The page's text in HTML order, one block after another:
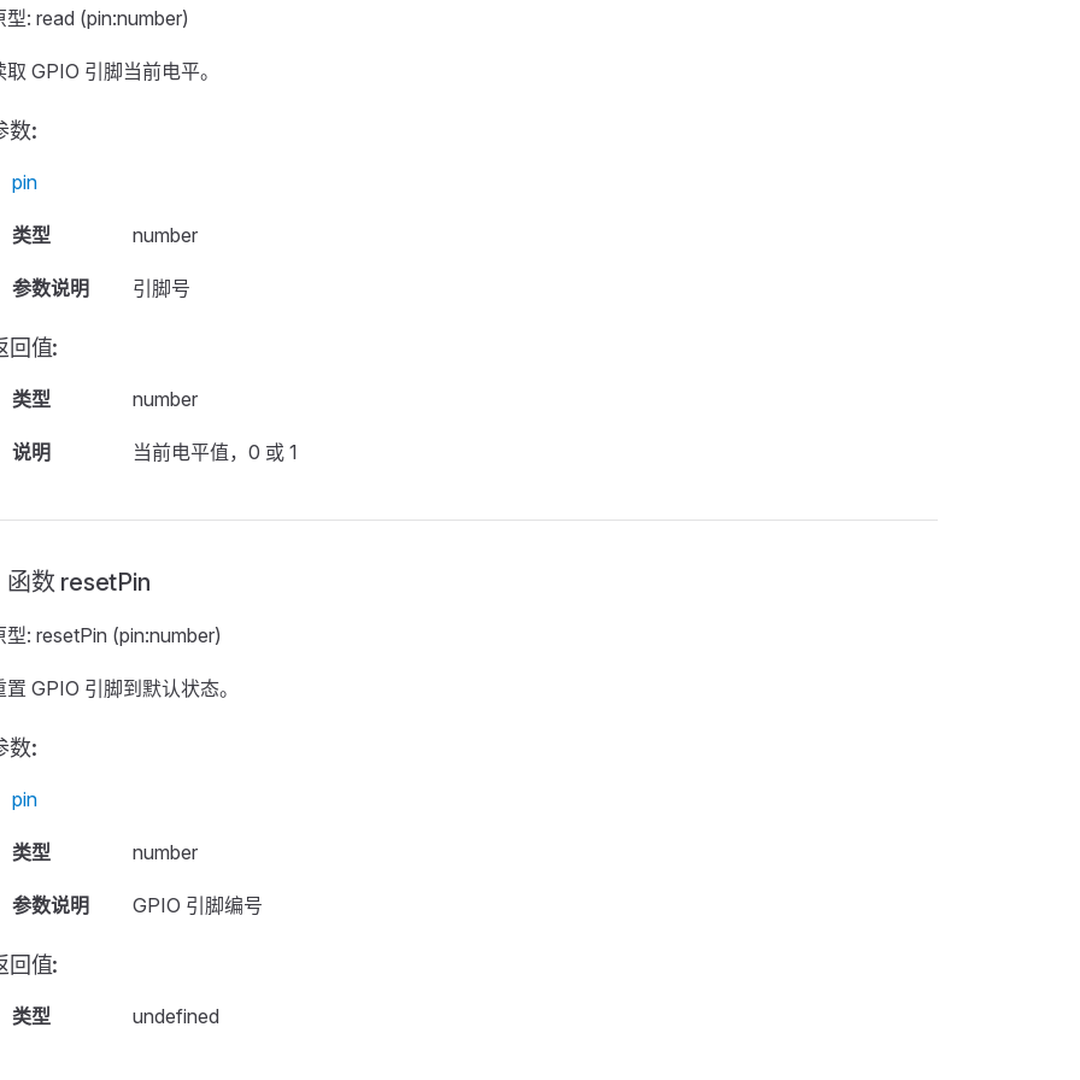
型: read (pin:number)
取 GPIO 引脚当前电平。
数:
pin
类型 number
参数说明 引脚号
回值:
类型 number
说明 当前电平值，0 或 1
函数 resetPin
型: resetPin (pin:number)
置 GPIO 引脚到默认状态。
数:
pin
类型 number
参数说明 GPIO 引脚编号
回值:
类型 undefined